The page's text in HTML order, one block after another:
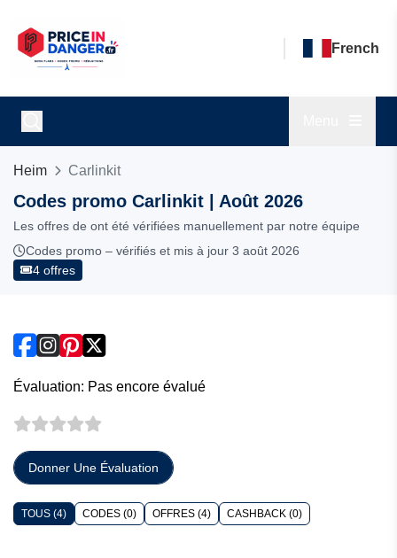
French
Heim Carlinkit
Codes promo Carlinkit | Août 2026
Les offres de ont été vérifiées manuellement par notre équipe
Codes promo – vérifiés et mis à jour 3 août 2026
4 offres
Évaluation: Pas encore évalué
Donner Une Évaluation
TOUS (4) CODES (0) OFFRES (4) CASHBACK (0)